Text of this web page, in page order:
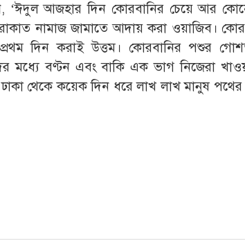
‘ঈদুল আজহার দিন কোরবানির চেয়ে আর
নামাজ জামাতে আদায় করা ওয়াজিব।
দিন করাই উত্তম। কোরবানির পশুর
মধ্যে বণ্টন এবং বাকি এক ভাগ নিজেরা
থেকে কয়েক দিন ধরে লাখ লাখ মানুষ পথের